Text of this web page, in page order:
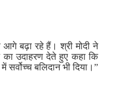
बढ़ा रहे हैं। श्री मोदी ने
उदाहरण देते हुए कहा कि
बलिदान भी दिया।”